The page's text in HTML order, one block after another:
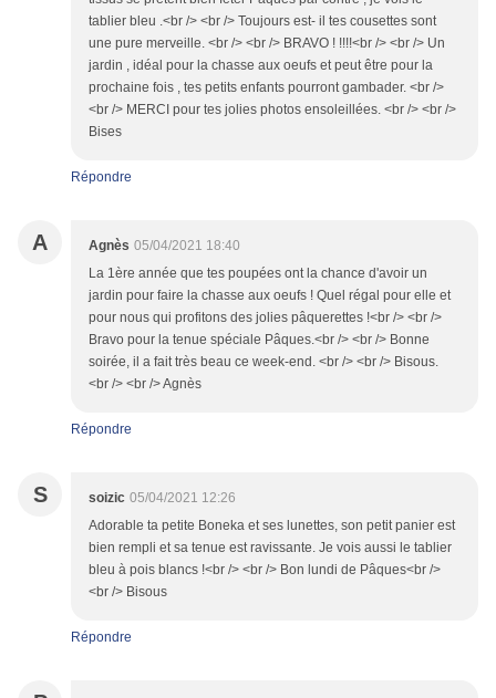
tablier bleu .<br /> <br /> Toujours est- il tes cousettes sont
une pure merveille. <br /> <br /> BRAVO ! !!!!<br /> <br /> Un
jardin , idéal pour la chasse aux oeufs et peut être pour la
prochaine fois , tes petits enfants pourront gambader. <br />
<br /> MERCI pour tes jolies photos ensoleillées. <br /> <br />
Bises
Répondre
A Agnès 05/04/2021 18:40
La 1ère année que tes poupées ont la chance d'avoir un
jardin pour faire la chasse aux oeufs ! Quel régal pour elle et
pour nous qui profitons des jolies pâquerettes !<br /> <br />
Bravo pour la tenue spéciale Pâques.<br /> <br /> Bonne
soirée, il a fait très beau ce week-end. <br /> <br /> Bisous.
<br /> <br /> Agnès
Répondre
S soizic 05/04/2021 12:26
Adorable ta petite Boneka et ses lunettes, son petit panier est
bien rempli et sa tenue est ravissante. Je vois aussi le tablier
bleu à pois blancs !<br /> <br /> Bon lundi de Pâques<br />
<br /> Bisous
Répondre